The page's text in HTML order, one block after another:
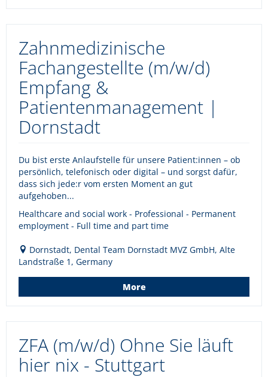
Zahnmedizinische
Fachangestellte (m/w/d)
Empfang &
Patientenmanagement |
Dornstadt
Du bist erste Anlaufstelle für unsere Patient:innen – ob
persönlich, telefonisch oder digital – und sorgst dafür,
dass sich jede:r vom ersten Moment an gut
aufgehoben...
Healthcare and social work - Professional - Permanent
employment - Full time and part time
Dornstadt, Dental Team Dornstadt MVZ GmbH, Alte
Landstraße 1, Germany
More
ZFA (m/w/d) Ohne Sie läuft
hier nix - Stuttgart